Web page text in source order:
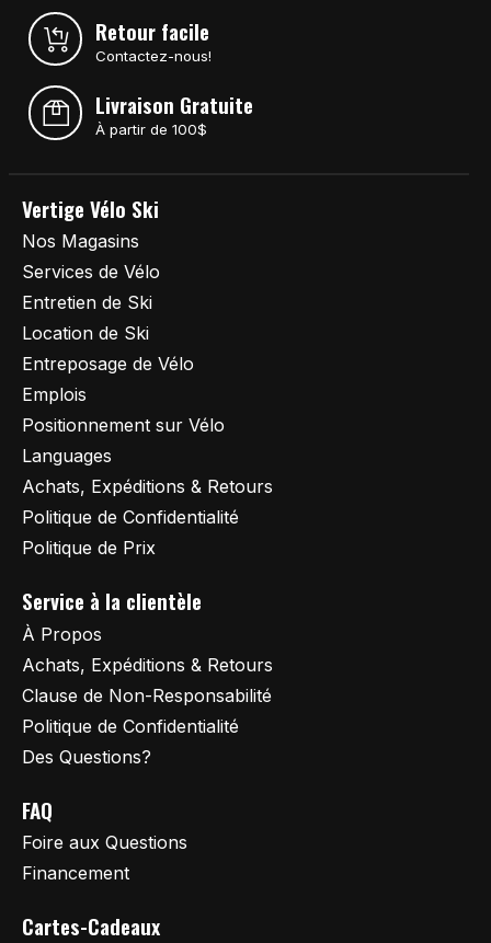
Retour facile
Contactez-nous!
Livraison Gratuite
À partir de 100$
Vertige Vélo Ski
Nos Magasins
Services de Vélo
Entretien de Ski
Location de Ski
Entreposage de Vélo
Emplois
Positionnement sur Vélo
Languages
Achats, Expéditions & Retours
Politique de Confidentialité
Politique de Prix
Service à la clientèle
À Propos
Achats, Expéditions & Retours
Clause de Non-Responsabilité
Politique de Confidentialité
Des Questions?
FAQ
Foire aux Questions
Financement
Cartes-Cadeaux